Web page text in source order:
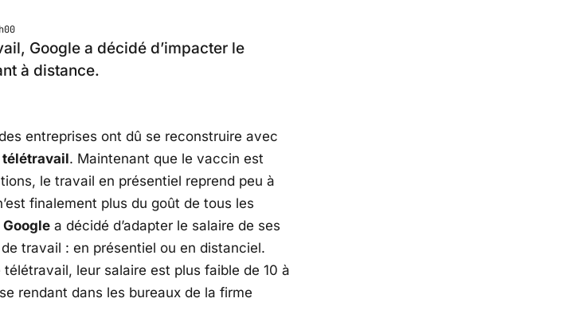
Google a décidé d’impacter le
à distance.
entreprises ont dû se reconstruire avec
télétravail. Maintenant que le vaccin est
le travail en présentiel reprend peu à
finalement plus du goût de tous les
Google a décidé d’adapter le salaire de ses
travail : en présentiel ou en distanciel.
leur salaire est plus faible de 10 à
rendant dans les bureaux de la firme